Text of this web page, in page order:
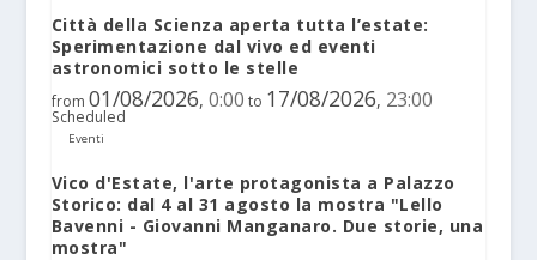
Città della Scienza aperta tutta l’estate:
Sperimentazione dal vivo ed eventi
astronomici sotto le stelle
from 01/08/2026, 0:00 to 17/08/2026, 23:00
Scheduled
Eventi
Vico d'Estate, l'arte protagonista a Palazzo
Storico: dal 4 al 31 agosto la mostra "Lello
Bavenni - Giovanni Manganaro. Due storie, una
mostra"